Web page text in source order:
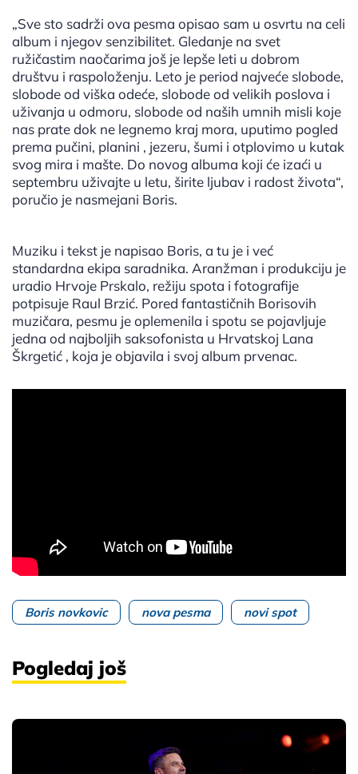
„Sve sto sadrži ova pesma opisao sam u osvrtu na celi
album i njegov senzibilitet. Gledanje na svet
ružičastim naočarima još je lepše leti u dobrom
društvu i raspoloženju. Leto je period najveće slobode,
slobode od viška odeće, slobode od velikih poslova i
uživanja u odmoru, slobode od naših umnih misli koje
nas prate dok ne legnemo kraj mora, uputimo pogled
prema pučini, planini , jezeru, šumi i otplovimo u kutak
svog mira i mašte. Do novog albuma koji će izaći u
septembru uživajte u letu, širite ljubav i radost života“,
poručio je nasmejani Boris.
Muziku i tekst je napisao Boris, a tu je i već
standardna ekipa saradnika. Aranžman i produkciju je
uradio Hrvoje Prskalo, režiju spota i fotografije
potpisuje Raul Brzić. Pored fantastičnih Borisovih
muzičara, pesmu je oplemenila i spotu se pojavljuje
jedna od najboljih saksofonista u Hrvatskoj Lana
Škrgetić , koja je objavila i svoj album prvenac.
Boris novkovic nova pesma novi spot
Pogledaj još